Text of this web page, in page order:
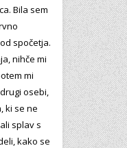
Bila sem
spočetja.
nihče mi
mi
osebi,
ki se ne
splav s
kako se